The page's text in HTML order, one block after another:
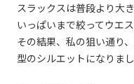
スラックスは普段より大
いっぱいまで絞ってウエ
その結果、私の狙い通り
型のシルエットになりまし